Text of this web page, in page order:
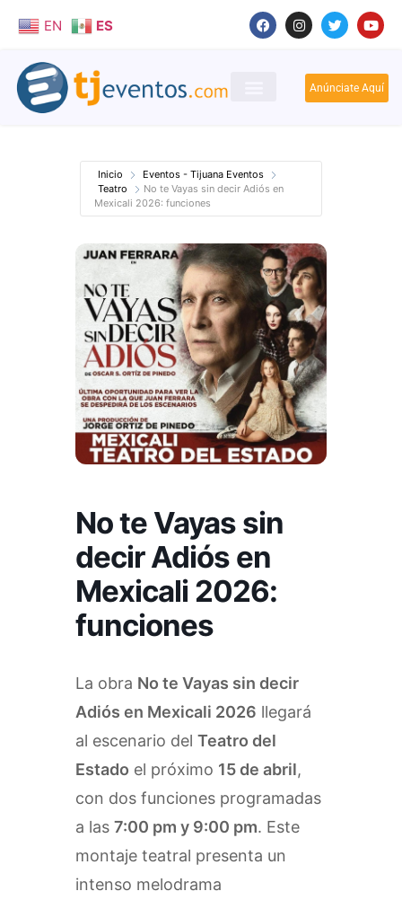
EN ES
Anúnciate Aquí
Inicio
Eventos - Tijuana Eventos
Teatro
No te Vayas sin decir Adiós en
Mexicali 2026: funciones
No te Vayas sin
decir Adiós en
Mexicali 2026:
funciones
La obra No te Vayas sin decir
Adiós en Mexicali 2026 llegará
al escenario del Teatro del
Estado el próximo 15 de abril,
con dos funciones programadas
a las 7:00 pm y 9:00 pm. Este
montaje teatral presenta un
intenso melodrama